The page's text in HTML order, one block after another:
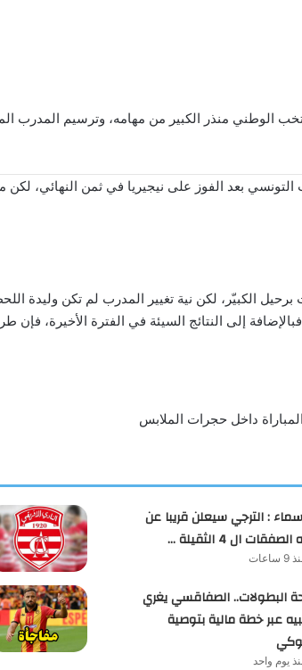
الوطني منذر الكبير من مهامه، وترسيم المدرب
بعد الفوز على نيجيريا في ثمن النهائي، لكن
الكبيّر، لكن نية تغيير المدرب لم تكن وليدة
الجزائر في الدور النهائي من بطولة كأس العرب لكرة القدم فيفا قطر 2021، فبالإضافة إلى النتائج
داخل حجرات الملابس
: الترجي سيعلن قريبا عن
ال 4 الثقيلة …
ساعات
البطولات.. الصفاقسي يغري
عبر خطة مالية بتوصية
يوم واحد